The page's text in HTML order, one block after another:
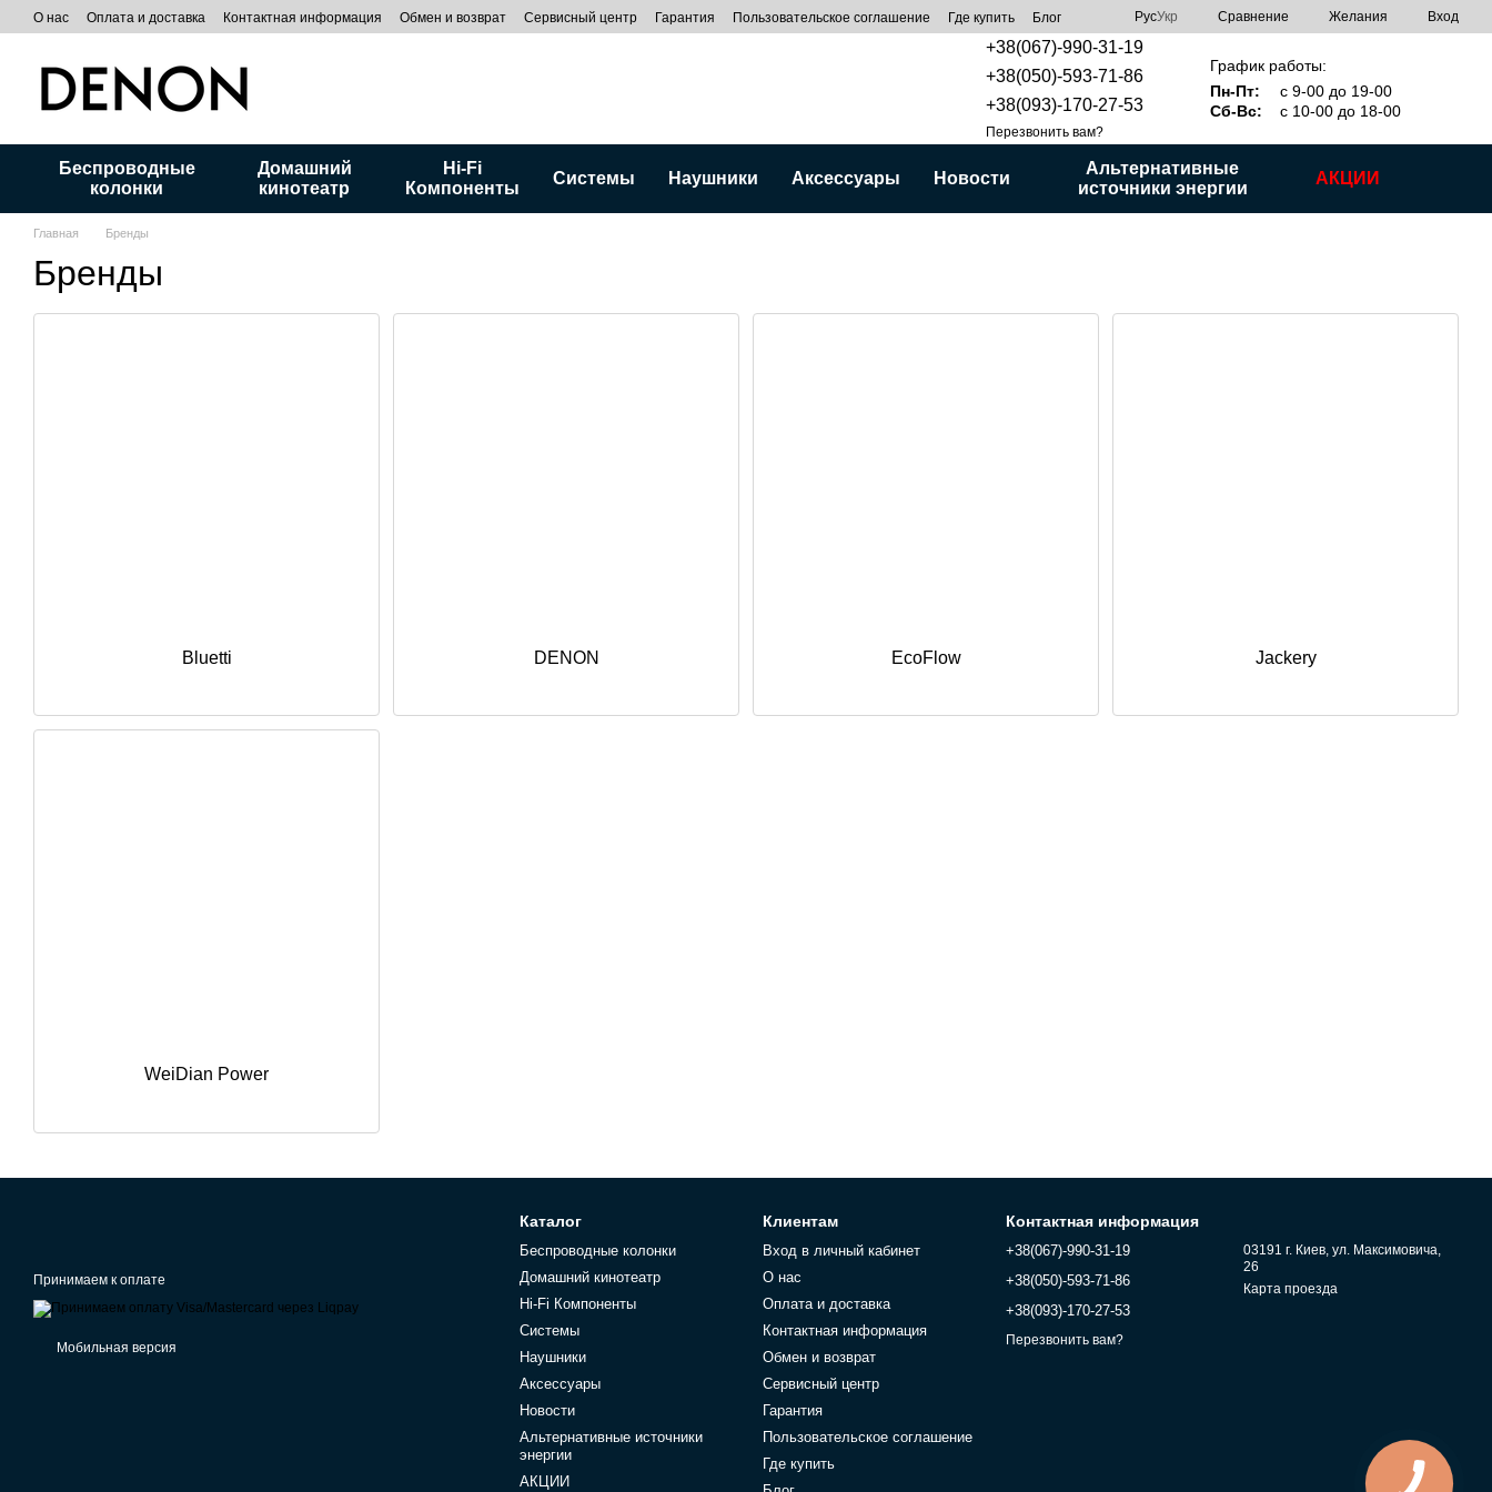
Перейти к основному контенту
О нас Оплата и доставка Контактная информация Обмен и возврат Сервисный центр Гарантия Пользовательское соглашение Где купить Блог РусУкр Сравнение Желания Вход
+38(067)-990-31-19
+38(050)-593-71-86
+38(093)-170-27-53
Перезвонить вам?
График работы:
Пн-Пт:
с 9-00 до 19-00
Сб-Вс:
с 10-00 до 18-00
Беспроводные
колонки
Домашний
кинотеатр
Hi-Fi
Компоненты
Системы Наушники Аксессуары Новости
Альтернативные
источники энергии
АКЦИИ
Главная Бренды
Бренды
Bluetti DENON EcoFlow Jackery
WeiDian Power
Принимаем к оплате
Мобильная версия
Каталог
Беспроводные колонки
Домашний кинотеатр
Hi-Fi Компоненты
Системы
Наушники
Аксессуары
Новости
Альтернативные источники
энергии
АКЦИИ
Клиентам
Вход в личный кабинет
О нас
Оплата и доставка
Контактная информация
Обмен и возврат
Сервисный центр
Гарантия
Пользовательское соглашение
Где купить
Контактная информация
+38(067)-990-31-19
+38(050)-593-71-86
+38(093)-170-27-53
Перезвонить вам?
03191 г. Киев, ул. Максимовича,
26
Карта проезда